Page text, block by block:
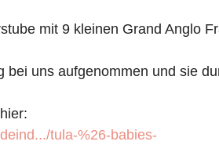
mit 9 kleinen Grand Anglo
bei uns aufgenommen und sie
tula-%26-babies-